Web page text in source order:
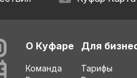
О Куфаре
Команда
Для
Тарифы